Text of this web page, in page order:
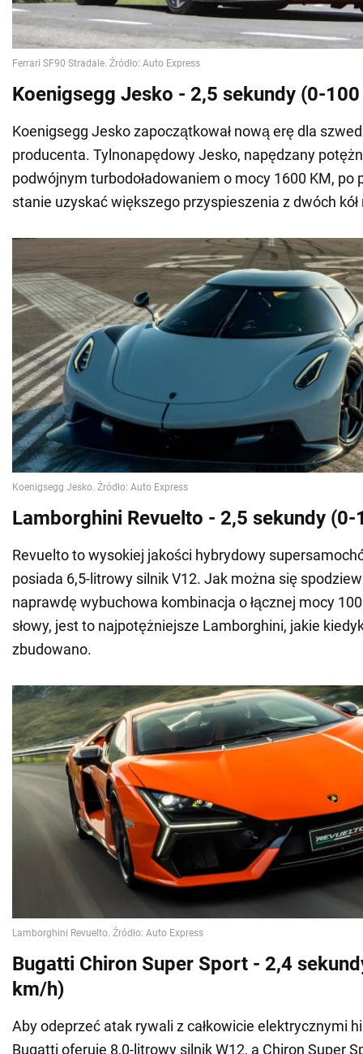
Koenigsegg Jesko - 2,5 sekundy (0-
Koenigsegg Jesko zapoczątkował nową erę dla
producenta. Tylnonapędowy Jesko, napędzany
podwójnym turbodoładowaniem o mocy 1600 KM, po
stanie uzyskać większego przyspieszenia z dwóch
Lamborghini Revuelto - 2,5 sekundy
Revuelto to wysokiej jakości hybrydowy
posiada 6,5-litrowy silnik V12. Jak można się
naprawdę wybuchowa kombinacja o łącznej mocy
słowy, jest to najpotężniejsze Lamborghini, jakie
zbudowano.
Bugatti Chiron Super Sport - 2,4
km/h)
Aby odeprzeć atak rywali z całkowicie elektrycznymi
Bugatti oferuje 8,0-litrowy silnik W12, a Chiron Super